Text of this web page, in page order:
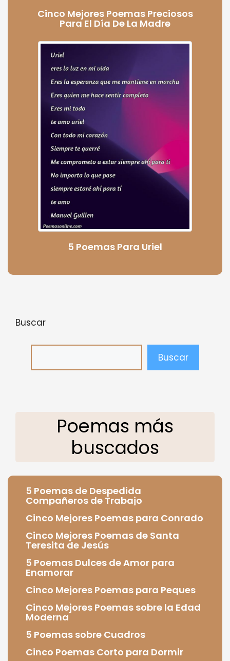
Cinco Mejores Poemas Preciosos
Para El Día De La Madre
5 Poemas Para Uriel
Buscar
Buscar
Poemas más
buscados
5 Poemas de Despedida
Compañeros de Trabajo
Cinco Mejores Poemas para Conrado
Cinco Mejores Poemas de Santa
Teresita de Jesús
5 Poemas Dulces de Amor para
Enamorar
Cinco Mejores Poemas para Peques
Cinco Mejores Poemas sobre la Edad
Moderna
5 Poemas sobre Cuadros
Cinco Poemas Corto para Dormir